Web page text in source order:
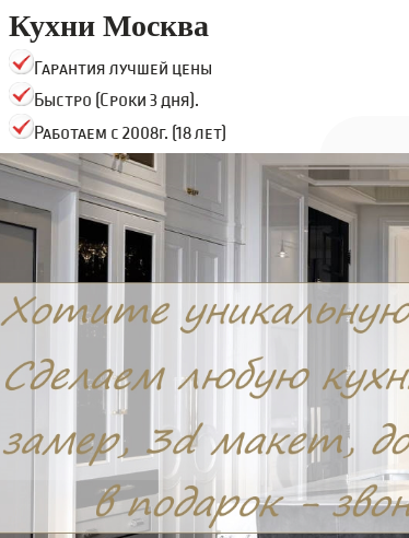
Кухни Москва
Гарантия лучшей цены
Быстро (Сроки 3 дня).
Работаем с 2008г. (18 лет)